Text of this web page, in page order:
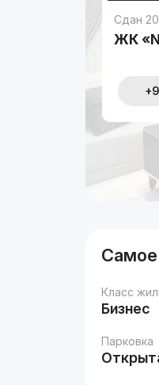
Сдан
ЖК
Класс
Бизнес
Парковка